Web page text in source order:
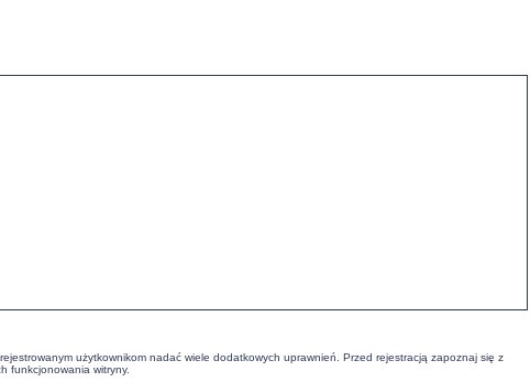
użytkownikom nadać wiele dodatkowych uprawnień. Przed rejestracją zapoznaj się z
funkcjonowania witryny.